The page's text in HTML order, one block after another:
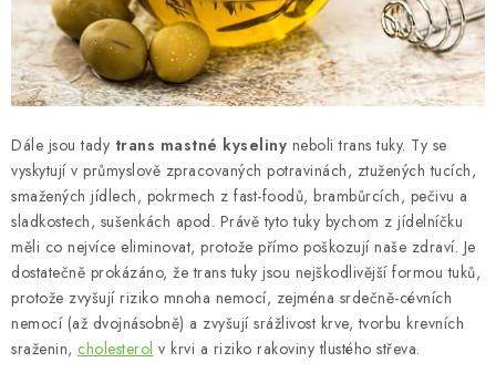
Dále jsou tady trans mastné kyseliny neboli trans tuky. Ty se
vyskytují v průmyslově zpracovaných potravinách, ztužených tucích,
smažených jídlech, pokrmech z fast-foodů, brambůrcích, pečivu a
sladkostech, sušenkách apod. Právě tyto tuky bychom z jídelníčku
měli co nejvíce eliminovat, protože přímo poškozují naše zdraví. Je
dostatečně prokázáno, že trans tuky jsou nejškodlivější formou tuků,
protože zvyšují riziko mnoha nemocí, zejména srdečně-cévních
nemocí (až dvojnásobně) a zvyšují srážlivost krve, tvorbu krevních
sraženin, cholesterol v krvi a riziko rakoviny tlustého střeva.